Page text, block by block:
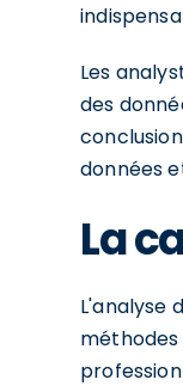
Les
des
données
La
L'analyse